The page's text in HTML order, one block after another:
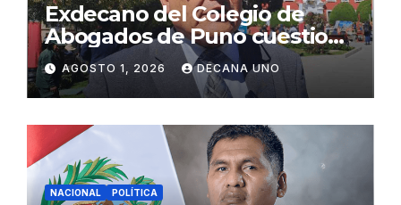
Exdecano del Colegio de
Abogados de Puno cuestiona
propuestas sobre seguridad
ciudadana
AGOSTO 1, 2026 DECANA UNO
NACIONAL POLÍTICA